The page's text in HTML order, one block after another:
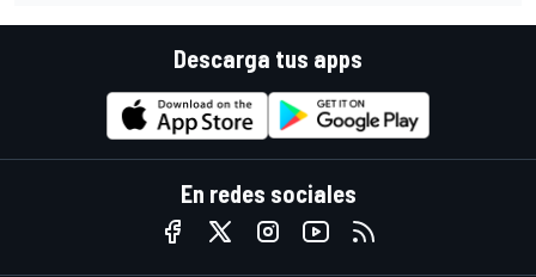
Descarga tus apps
En redes sociales